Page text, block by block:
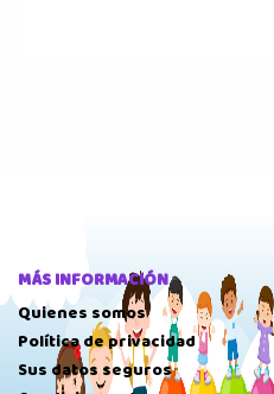
MÁS INFORMACIÓN
Quienes somos
Política de privacidad
Sus datos seguros